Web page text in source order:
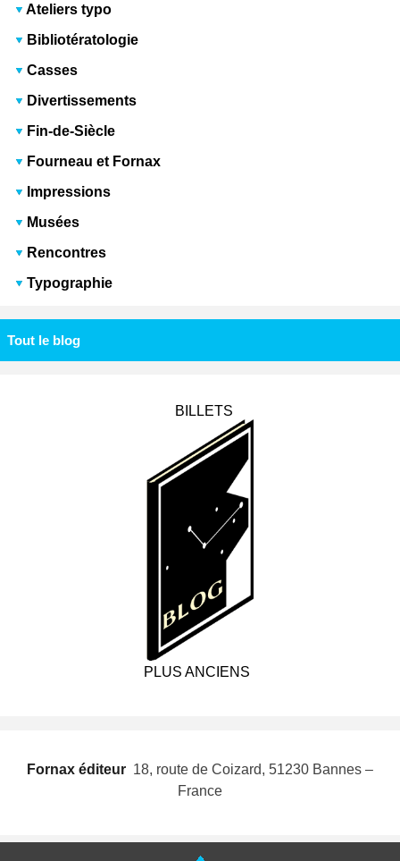
Ateliers typo
Bibliotératologie
Casses
Divertissements
Fin-de-Siècle
Fourneau et Fornax
Impressions
Musées
Rencontres
Typographie
Tout le blog
BILLETS
PLUS ANCIENS
Fornax éditeur  18, route de Coizard, 51230 Bannes –
France